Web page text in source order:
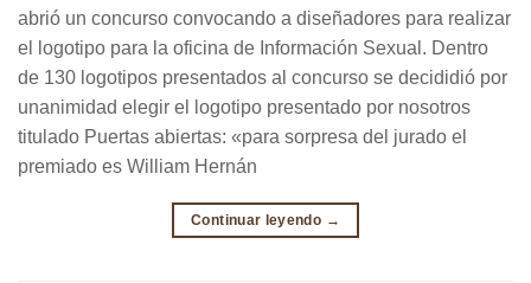
abrió un concurso convocando a diseñadores para realizar
el logotipo para la oficina de Información Sexual. Dentro
de 130 logotipos presentados al concurso se decididió por
unanimidad elegir el logotipo presentado por nosotros
titulado Puertas abiertas: «para sorpresa del jurado el
premiado es William Hernán
Continuar leyendo →